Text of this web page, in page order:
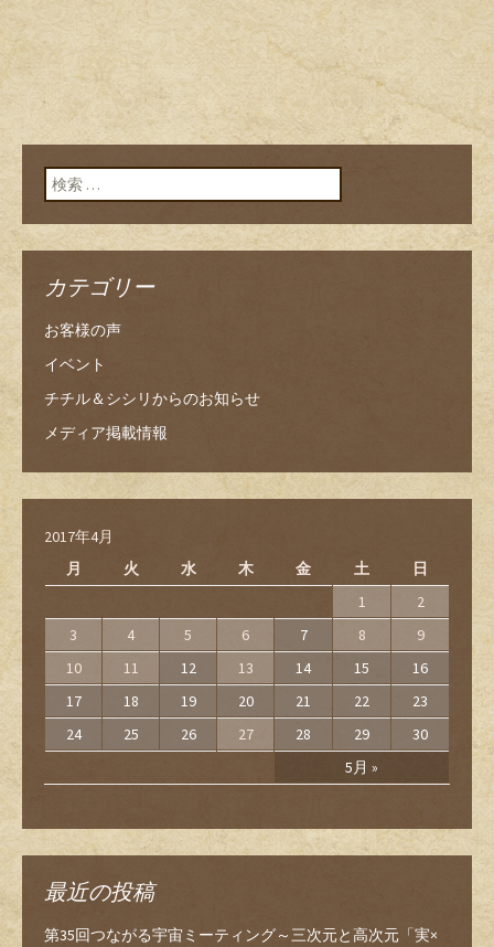
検索:
カテゴリー
お客様の声
イベント
チチル＆シシリからのお知らせ
メディア掲載情報
2017年4月
月
火 水 木 金 土 日
5月 »
1
2
3
4 5 6 7 8
9
10
11 12 13 14 15
16
17
18 19 20 21 22
23
24
25 26 27 28 29 30
最近の投稿
第35回つながる宇宙ミーティング～三次元と高次元「実×